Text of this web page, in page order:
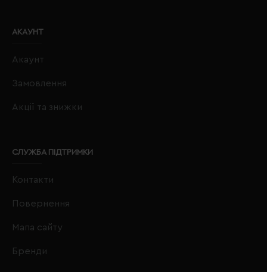
АКАУНТ
Акаунт
Замовлення
Акції та знижки
СЛУЖБА ПІДТРИМКИ
Контакти
Повернення
Мапа сайту
Бренди